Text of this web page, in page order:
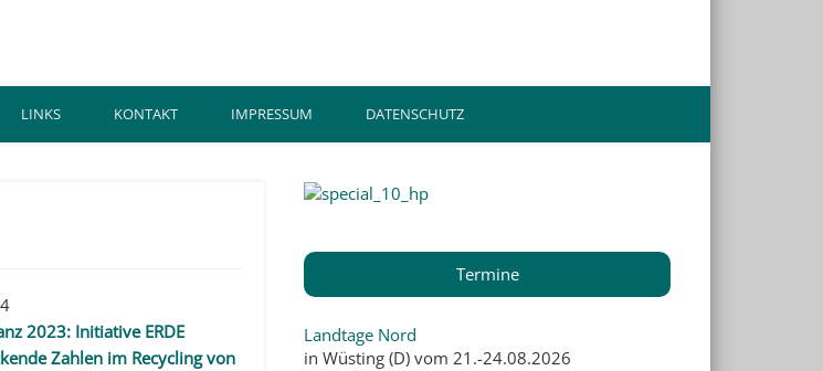
LINKS KONTAKT IMPRESSUM DATENSCHUTZ
2023: Initiative ERDE
Zahlen im Recycling von
Termine
Landtage Nord
in Wüsting (D) vom 21.-24.08.2026